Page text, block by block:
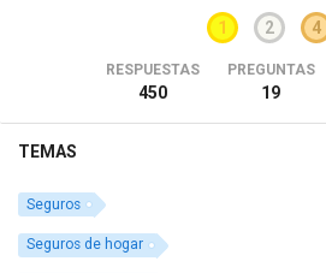
1 2 4
RESPUESTAS
450
PREGUNTAS
19
TEMAS
Seguros
Seguros de hogar